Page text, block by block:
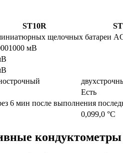
ST10R
щелочных батареи
мВ
Есть
6 мин после выполнения
0,099,0 °C
кондуктометры